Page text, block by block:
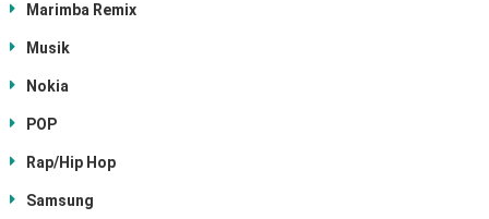
Marimba Remix
Musik
Nokia
POP
Rap/Hip Hop
Samsung